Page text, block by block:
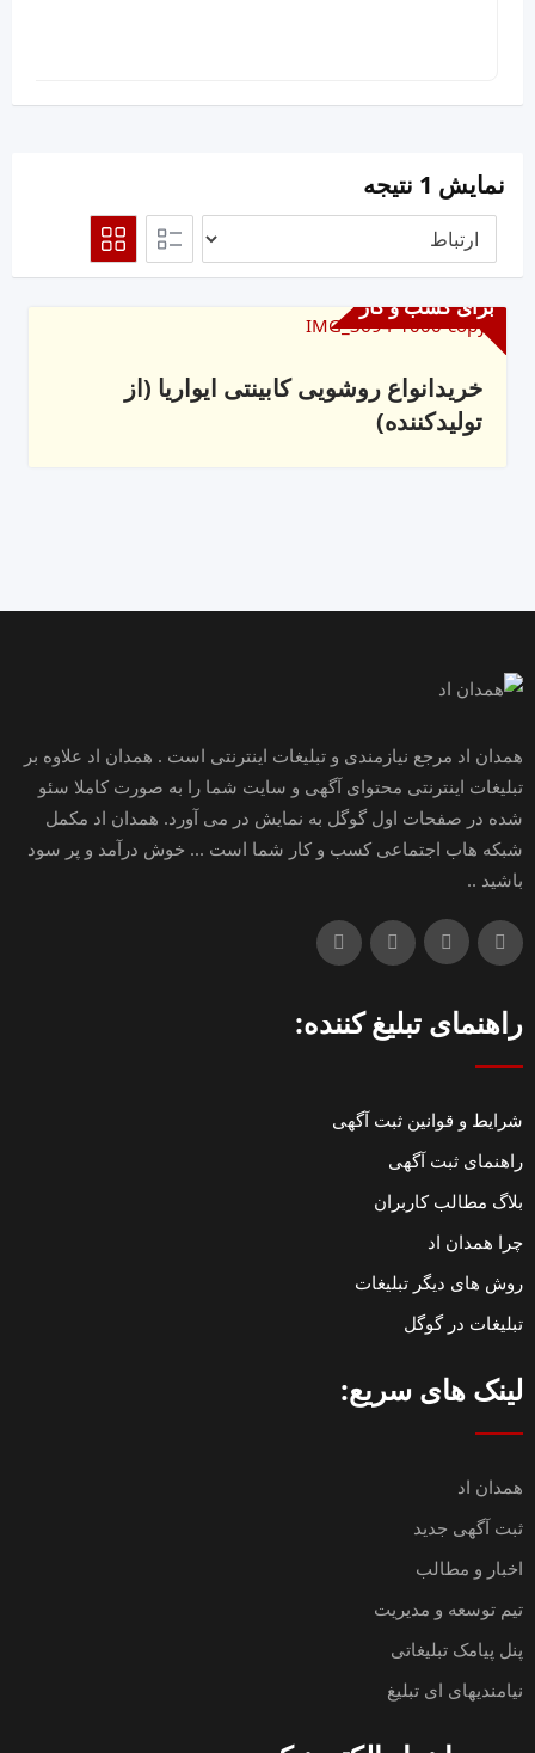
نمایش 1 نتیجه
برای کسب و کار
خریدانواع روشویی کابینتی ایواریا (از
تولیدکننده)
همدان اد مرجع نیازمندی و تبلیغات اینترنتی است . همدان اد علاوه بر
تبلیغات اینترنتی محتوای آگهی و سایت شما را به صورت کاملا سئو
شده در صفحات اول گوگل به نمایش در می آورد. همدان اد مکمل
شبکه هاب اجتماعی کسب و کار شما است ... خوش درآمد و پر سود
باشید ..
راهنمای تبلیغ کننده:
شرایط و قوانین ثبت آگهی
راهنمای ثبت آگهی
بلاگ مطالب کاربران
چرا همدان اد
روش های دیگر تبلیغات
تبلیغات در گوگل
لینک های سریع:
همدان اد
ثبت آگهی جدید
اخبار و مطالب
تیم توسعه و مدیریت
پنل پیامک تبلیغاتی
نیامندیهای ای تبلیغ